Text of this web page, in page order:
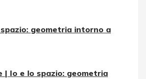
geometria intorno a
| Io e lo spazio: geometria